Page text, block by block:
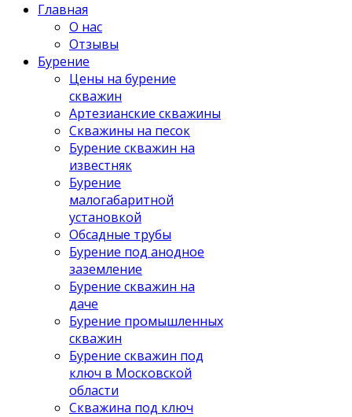
Главная
О нас
Отзывы
Бурение
Цены на бурение
скважин
Артезианские скважины
Скважины на песок
Бурение скважин на
известняк
Бурение
малогабаритной
установкой
Обсадные трубы
Бурение под анодное
заземление
Бурение скважин на
даче
Бурение промышленных
скважин
Бурение скважин под
ключ в Московской
области
Скважина под ключ